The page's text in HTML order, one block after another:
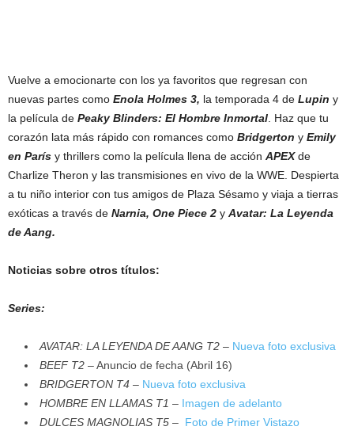
Vuelve a emocionarte con los ya favoritos que regresan con
nuevas partes como Enola Holmes 3, la temporada 4 de Lupin y
la película de Peaky Blinders: El Hombre Inmortal. Haz que tu
corazón lata más rápido con romances como Bridgerton y Emily
en París y thrillers como la película llena de acción APEXde
Charlize Theron y las transmisiones en vivo de la WWE. Despierta
a tu niño interior con tus amigos de Plaza Sésamo y viaja a tierras
exóticas a través de Narnia, One Piece 2 y Avatar: La Leyenda
de Aang.
Noticias sobre otros títulos:
Series:
AVATAR: LA LEYENDA DE AANG T2 – Nueva foto exclusiva
BEEF T2 – Anuncio de fecha (Abril 16)
BRIDGERTON T4 – Nueva foto exclusiva
HOMBRE EN LLAMAS T1 – Imagen de adelanto
DULCES MAGNOLIAS T5 – Foto de Primer Vistazo